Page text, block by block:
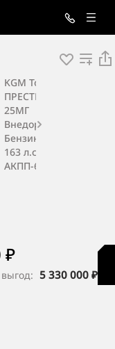
KGM Torres
ПРЕСТИЖ 4X4
25МГ
Внедорожник
Бензин 1,5 л
163 л.с.
АКПП-6
₽
5 330 000 ₽